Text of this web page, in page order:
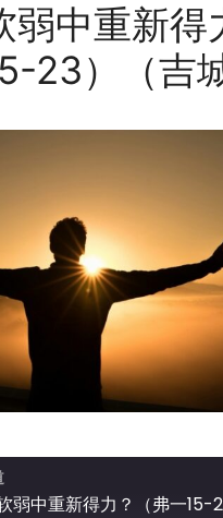
弱中重新得
23）（吉
弱中重新得力？（弗一15-